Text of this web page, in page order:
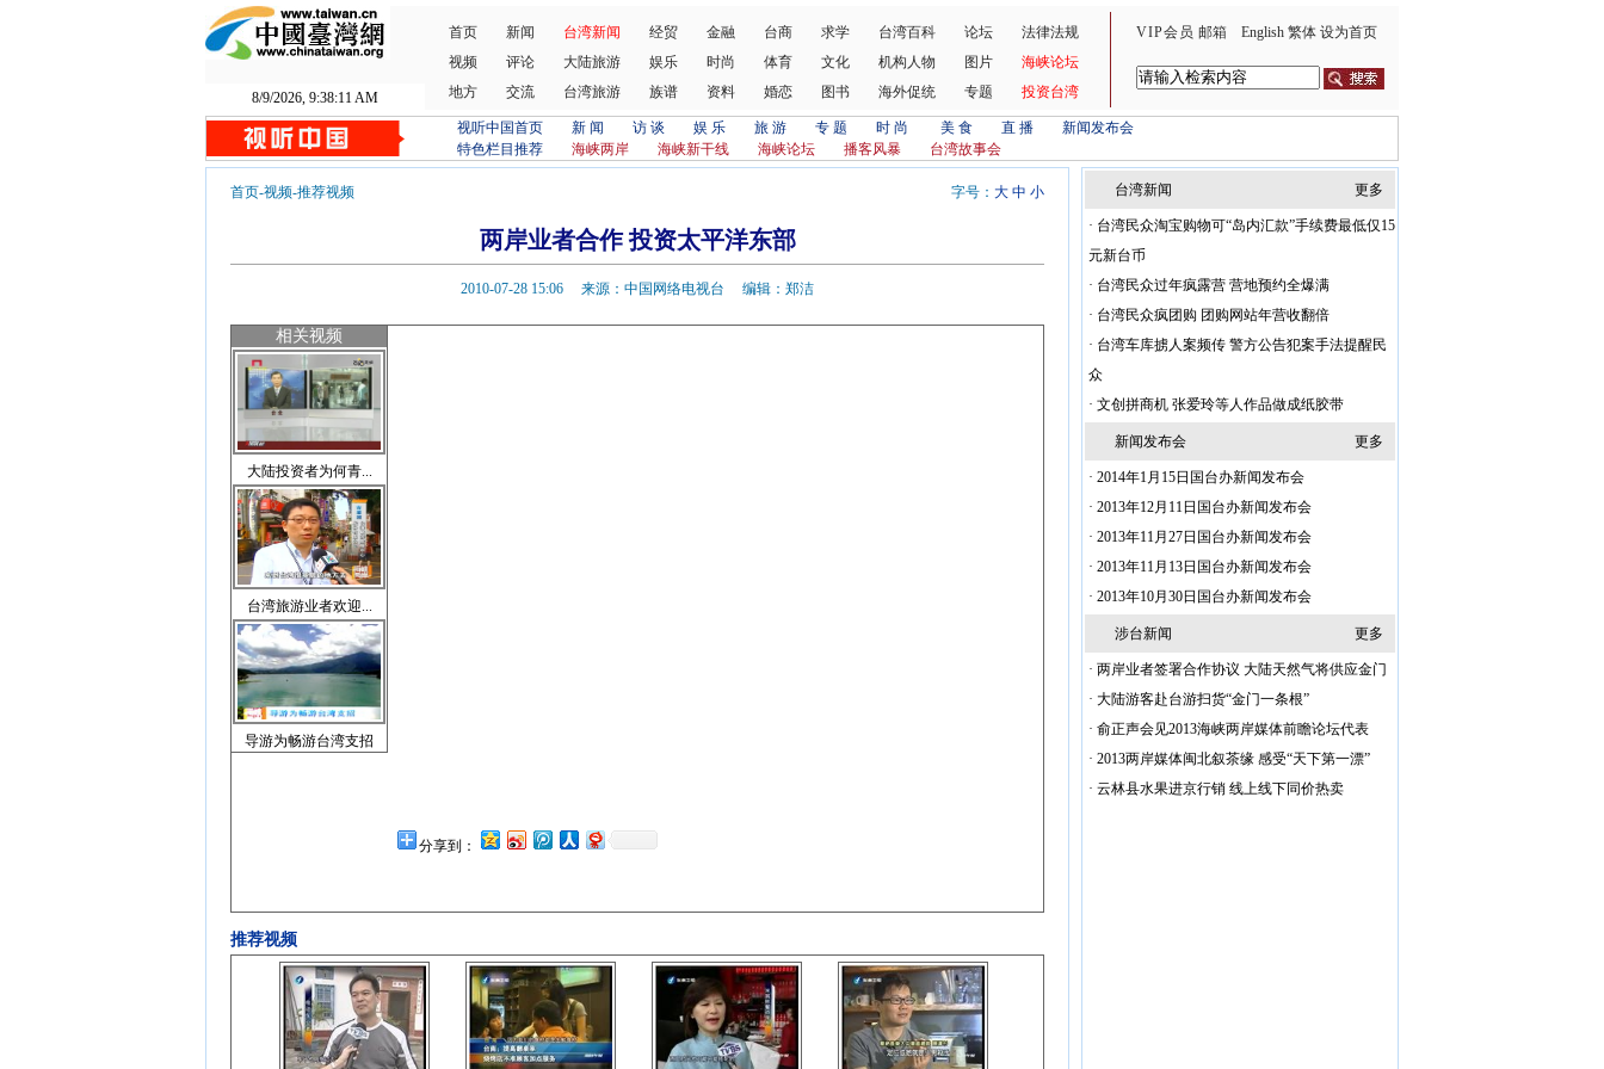
8/9/2026, 9:38:12 AM
首页 新闻 台湾新闻 经贸 金融 台商 求学 台湾百科 论坛
法律法规
视频
评论 大陆旅游 娱乐 时尚 体育 文化 机构人物 图片
海峡论坛
地方
交流 台湾旅游 族谱 资料 婚恋 图书 海外促统 专题 投资台湾
VIP会员 邮箱 English 繁体 设为首页
视听中国首页 新 闻 访 谈 娱 乐 旅 游 专 题 时 尚 美 食 直 播
新闻发布会
特色栏目推荐
海峡两岸 海峡新干线 海峡论坛 播客风暴 台湾故事会
字号： 大 中 小
首页-视频-推荐视频
两岸业者合作 投资太平洋东部
2010-07-28 15:06 来源：中国网络电视台 编辑：郑洁
分享到：
相关视频
大陆投资者为何青...
台湾旅游业者欢迎...
导游为畅游台湾支招
推荐视频
更多
台湾新闻
· 台湾民众淘宝购物可“岛内汇款”手续费最低仅15
元新台币
· 台湾民众过年疯露营 营地预约全爆满
· 台湾民众疯团购 团购网站年营收翻倍
· 台湾车库掳人案频传 警方公告犯案手法提醒民
众
· 文创拼商机 张爱玲等人作品做成纸胶带
更多
新闻发布会
· 2014年1月15日国台办新闻发布会
· 2013年12月11日国台办新闻发布会
· 2013年11月27日国台办新闻发布会
· 2013年11月13日国台办新闻发布会
· 2013年10月30日国台办新闻发布会
更多
涉台新闻
· 两岸业者签署合作协议 大陆天然气将供应金门
· 大陆游客赴台游扫货“金门一条根”
· 俞正声会见2013海峡两岸媒体前瞻论坛代表
· 2013两岸媒体闽北叙茶缘 感受“天下第一漂”
· 云林县水果进京行销 线上线下同价热卖